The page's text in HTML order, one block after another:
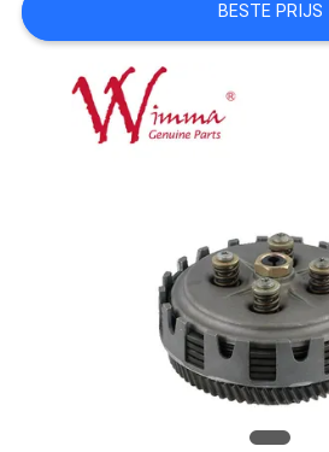
BESTE PRIJS